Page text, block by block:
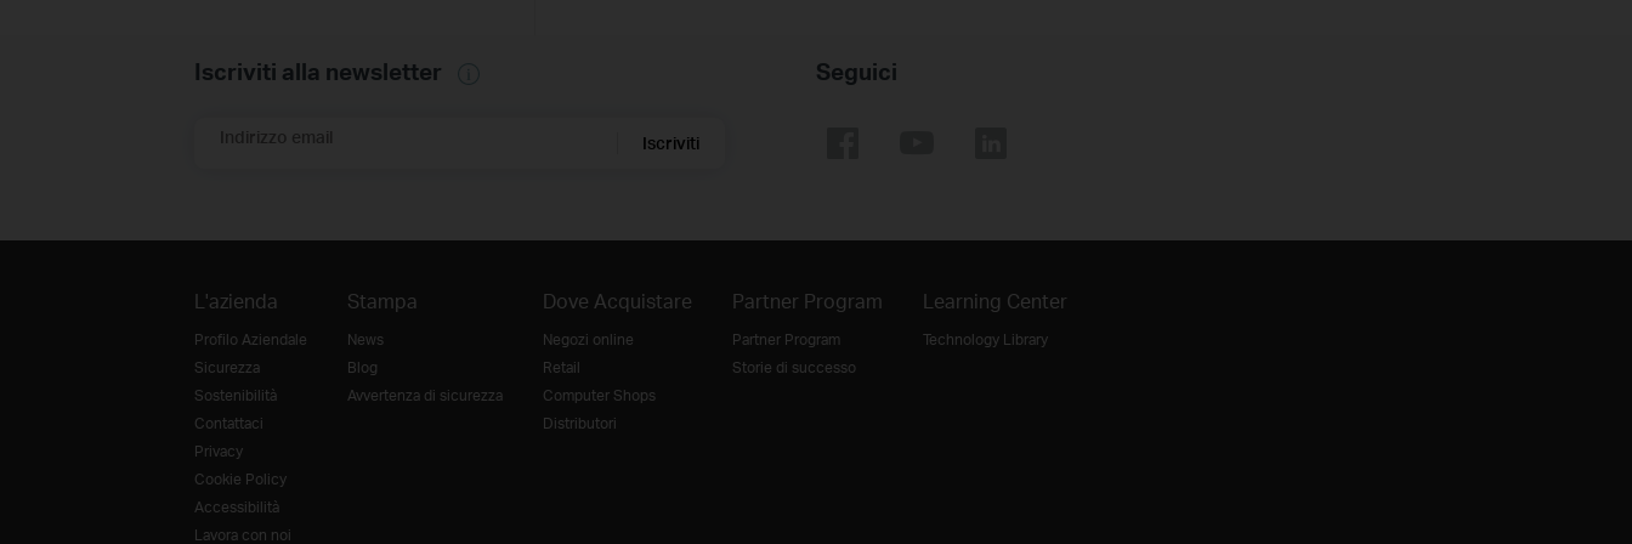
Iscriviti alla newsletter
Indirizzo email Iscriviti
Seguici
L'azienda
Profilo Aziendale
Sicurezza
Sostenibilità
Contattaci
Privacy
Cookie Policy
Accessibilità
Lavora con noi
Stampa
News
Blog
Avvertenza di sicurezza
Dove Acquistare
Negozi online
Retail
Computer Shops
Distributori
Partner Program
Partner Program
Storie di successo
Learning Center
Technology Library